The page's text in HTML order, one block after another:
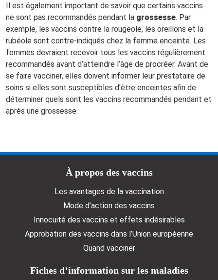
Il est également important de savoir que certains vaccins
ne sont pas recommandés pendant la grossesse. Par
exemple, les vaccins contre la rougeole, les oreillons et la
rubéole sont contre-indiqués chez la femme enceinte. Les
femmes devraient recevoir tous les vaccins régulièrement
recommandés avant d’atteindre l’âge de procréer. Avant de
se faire vacciner, elles doivent informer leur prestataire de
soins si elles sont susceptibles d’être enceintes afin de
déterminer quels sont les vaccins recommandés pendant et
après une grossesse.
Doormat menuÀ propos des vaccins
Les avantages de la vaccination
Mode d’action des vaccins
Innocuité des vaccins et effets indésirables
Approbation des vaccins dans l’Union européenne
Quand vacciner
Fiches d’information sur les maladies